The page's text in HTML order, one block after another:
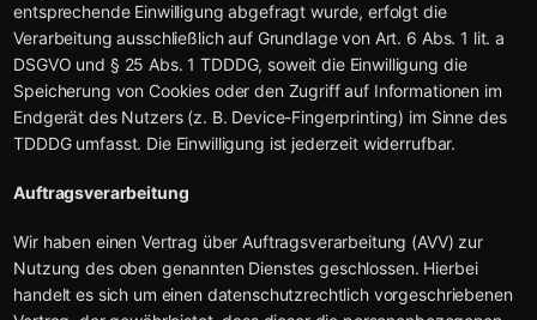
entsprechende Einwilligung abgefragt wurde, erfolgt die
Verarbeitung ausschließlich auf Grundlage von Art. 6 Abs. 1 lit. a
DSGVO und § 25 Abs. 1 TDDDG, soweit die Einwilligung die
Speicherung von Cookies oder den Zugriff auf Informationen im
Endgerät des Nutzers (z. B. Device-Fingerprinting) im Sinne des
TDDDG umfasst. Die Einwilligung ist jederzeit widerrufbar.
Auftragsverarbeitung
Wir haben einen Vertrag über Auftragsverarbeitung (AVV) zur
Nutzung des oben genannten Dienstes geschlossen. Hierbei
handelt es sich um einen datenschutzrechtlich vorgeschriebenen